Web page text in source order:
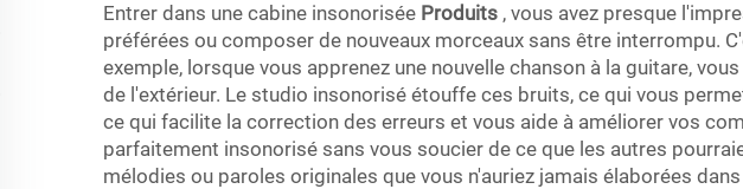
Entrer dans une cabine insonorisée Produits , vous avez presque
préférées ou composer de nouveaux morceaux sans être interrompu.
exemple, lorsque vous apprenez une nouvelle chanson à la guitare,
de l'extérieur. Le studio insonorisé étouffe ces bruits, ce qui vous
ce qui facilite la correction des erreurs et vous aide à améliorer vos
parfaitement insonorisé sans vous soucier de ce que les autres
mélodies ou paroles originales que vous n'auriez jamais élaborées